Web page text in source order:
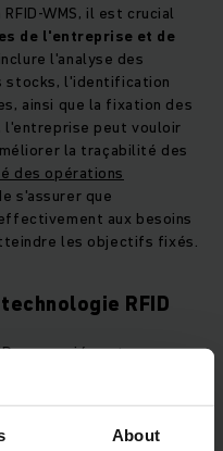
About
WMS, il est crucial
de l'entreprise et de
l'analyse des
stocks, l'identification
ainsi que la fixation des
l'entreprise peut vouloir
la traçabilité des
des opérations
s'assurer que
aux besoins
les objectifs fixés.
RFID
appropriée est
Cela implique